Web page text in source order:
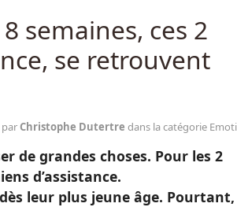
semaines, ces 2
se retrouvent
par Christophe Dutertre dans la catégorie
de grandes choses. Pour les 2
d’assistance.
leur plus jeune âge. Pourtant,